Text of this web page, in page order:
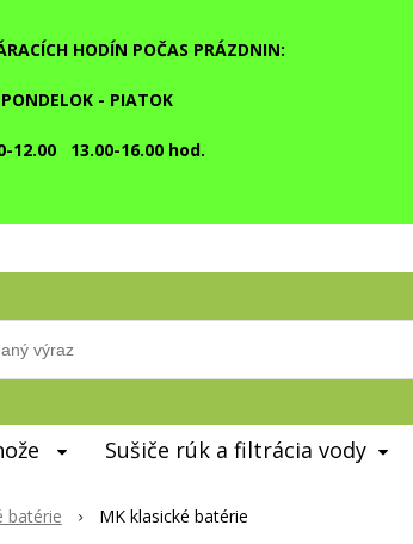
HODÍN POČAS PRÁZDNIN:
PONDELOK - PIATOK
12.00 13.00-16.00 hod.
Sušiče rúk a filtrácia vody
batérie MK klasické batérie